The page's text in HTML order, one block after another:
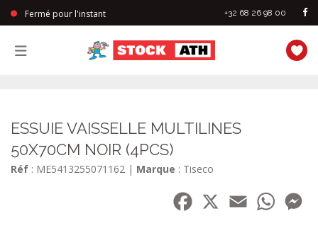
Fermé pour l'instant +32 68 26 98 00
ESSUIE VAISSELLE MULTILINES
50X70CM NOIR (4PCS)
Réf : ME5413255071162 | Marque : Tiseco
Facebook
Email